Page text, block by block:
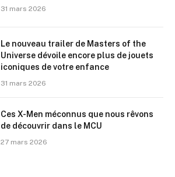
31 mars 2026
Le nouveau trailer de Masters of the
Universe dévoile encore plus de jouets
iconiques de votre enfance
31 mars 2026
Ces X-Men méconnus que nous rêvons
de découvrir dans le MCU
27 mars 2026